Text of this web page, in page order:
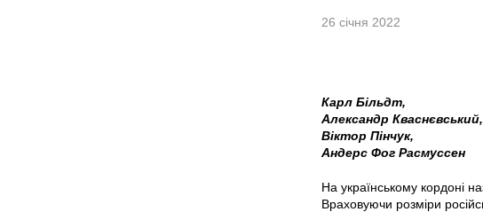
26 січня 2022
Карл Більдт,
Александр Кваснєвський,
Віктор Пінчук,
Андерс Фог Расмуссен
На українському кордоні
Враховуючи розміри